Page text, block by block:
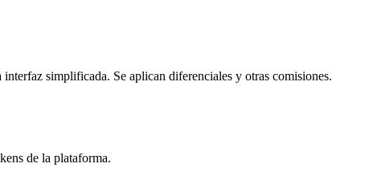
simplificada. Se aplican diferenciales y otras comisiones.
de la plataforma.